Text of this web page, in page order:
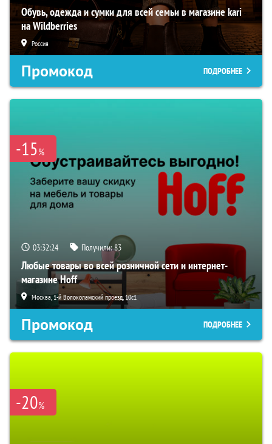
Обувь, одежда и сумки для всей семьи в магазине kari
на Wildberries
Россия
Промокод ПОДРОБНЕЕ
-15%
03:32:23 Получили:83
Любые товары во всей розничной сети и интернет-
магазине Hoff
Москва, 1-й Волоколамский проезд, 10с1
Промокод ПОДРОБНЕЕ
-20%